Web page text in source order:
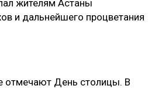
жителям Астаны
и дальнейшего процветания
отмечают День столицы. В